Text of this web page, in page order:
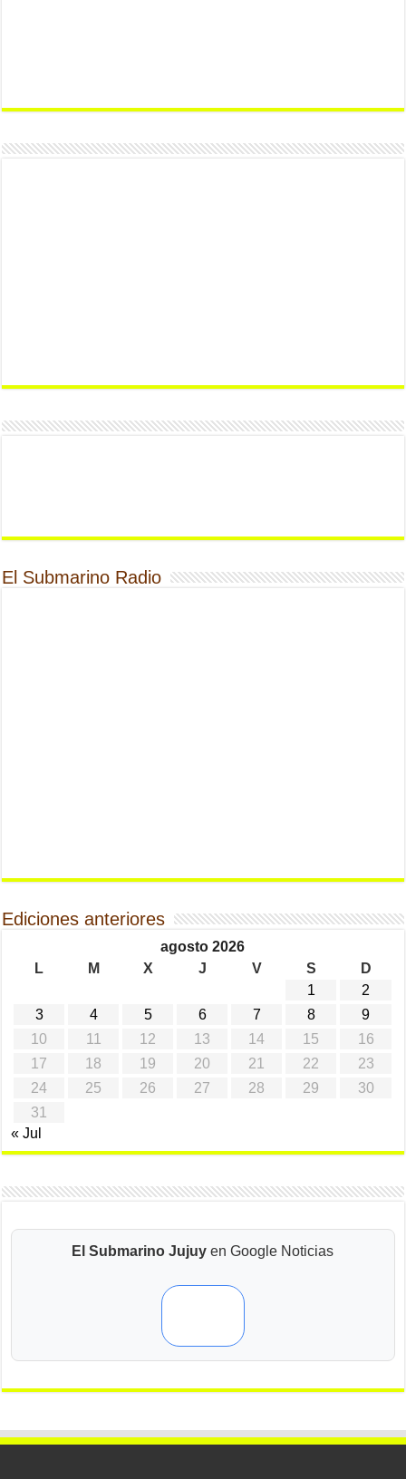
El Submarino Radio
Ediciones anteriores
agosto 2026
L
M X J V S
D
1
2
3
4 5 6 7 8
9
10
11 12 13 14 15
16
17
18 19 20 21 22
23
24
25 26 27 28 29
30
31
« Jul
El Submarino Jujuy en Google Noticias